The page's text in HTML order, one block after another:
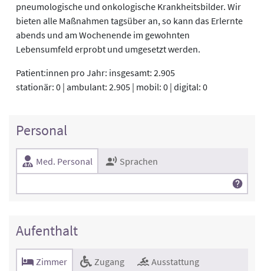
pneumologische und onkologische Krankheitsbilder. Wir
bieten alle Maßnahmen tagsüber an, so kann das Erlernte
abends und am Wochenende im gewohnten
Lebensumfeld erprobt und umgesetzt werden.
Patient:innen pro Jahr: insgesamt: 2.905
stationär: 0 | ambulant: 2.905 | mobil: 0 | digital: 0
Personal
Med. Personal Sprachen
Aufenthalt
Zimmer Zugang Ausstattung